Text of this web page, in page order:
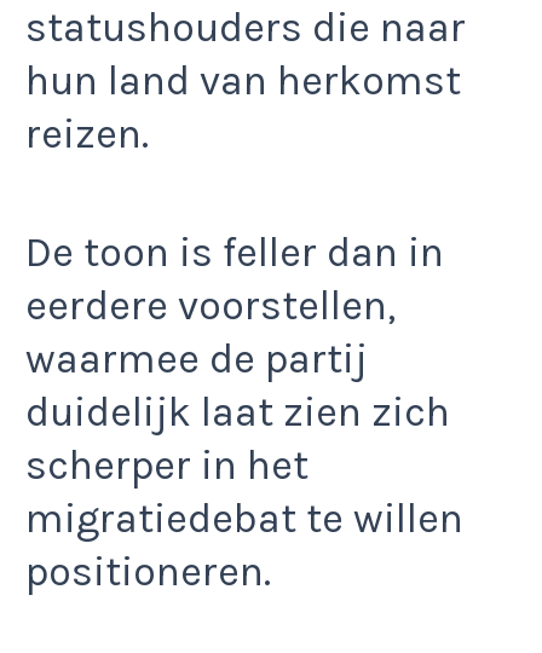
statushouders die naar
hun land van herkomst
reizen.
De toon is feller dan in
eerdere voorstellen,
waarmee de partij
duidelijk laat zien zich
scherper in het
migratiedebat te willen
positioneren.